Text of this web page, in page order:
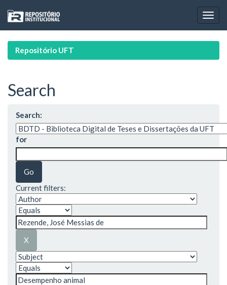
navigation
Repositório UFT
Search
Search:
for
Current filters: